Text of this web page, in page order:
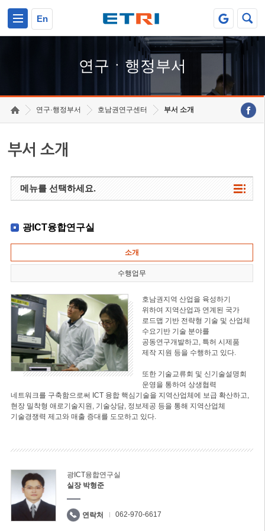
En
연구ㆍ행정부서
연구·행정부서 호남권연구센터 부서 소개
부서 소개
메뉴를 선택하세요.
광ICT융합연구실
소개
수행업무
호남권지역 산업을 육성하기
위하여 지역산업과 연계된 국가
로드맵 기반 전략형 기술 및 산업체
수요기반 기술 분야를
공동연구개발하고, 특허 시제품
제작 지원 등을 수행하고 있다.
또한 기술교류회 및 신기술설명회
운영을 통하여 상생협력
네트워크를 구축함으로써 ICT 융합 핵심기술을 지역산업체에 보급 확산하고,
현장 밀착형 애로기술지원, 기술상담, 정보제공 등을 통해 지역산업체
기술경쟁력 제고와 매출 증대를 도모하고 있다.
광ICT융합연구실
실장 박형준
연락처 062-970-6617